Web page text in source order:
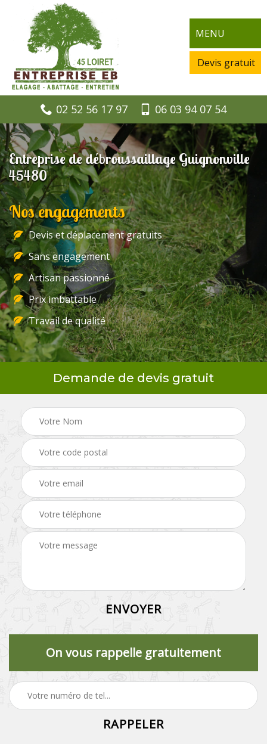
MENU
Devis gratuit
02 52 56 17 97 06 03 94 07 54
Entreprise de débroussaillage Guignonville
45480
Nos engagements
Devis et déplacement gratuits
Sans engagement
Artisan passionné
Prix imbattable
Travail de qualité
Demande de devis gratuit
On vous rappelle gratuitement